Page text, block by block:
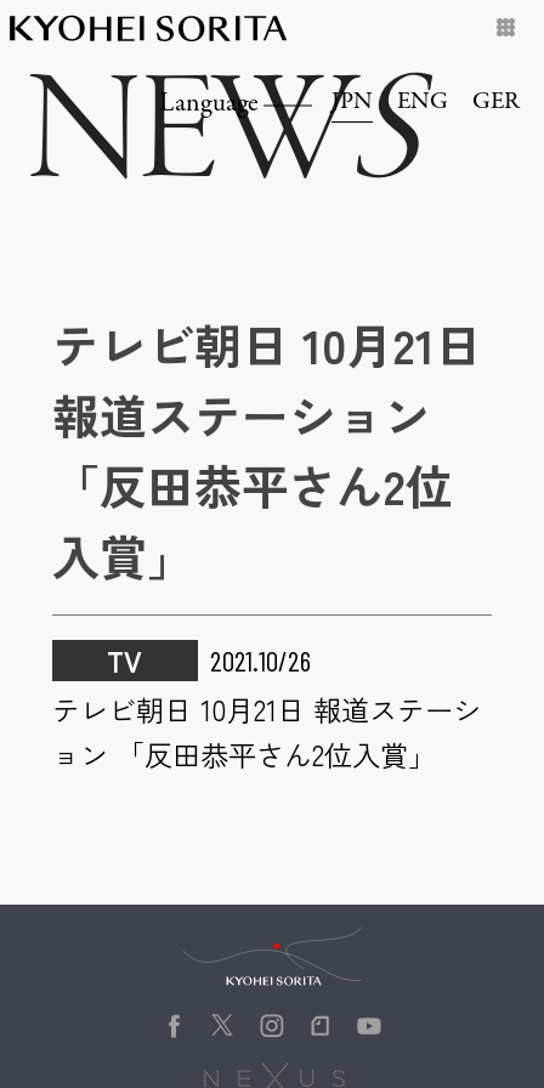
Language JPN ENG GER
NEWS
テレビ朝日 10月21日
報道ステーション
「反田恭平さん2位
入賞」
TV 2021.10/26
テレビ朝日 10月21日 報道ステーシ
ョン 「反田恭平さん2位入賞」